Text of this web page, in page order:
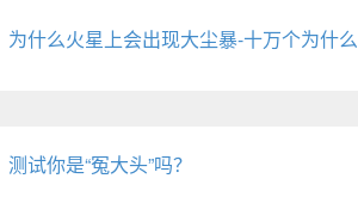
为什么火星上会出现大尘暴-十万个为什么
测试你是“冤大头”吗？